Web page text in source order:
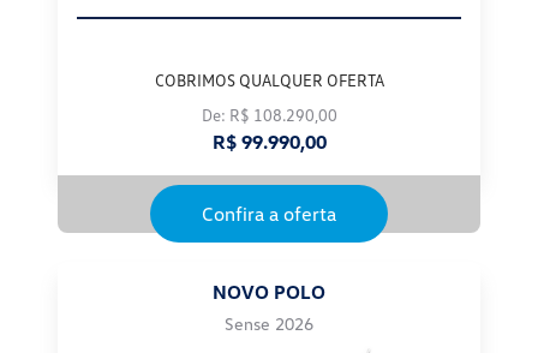
COBRIMOS QUALQUER OFERTA
De: R$ 108.290,00
R$ 99.990,00
Confira a oferta
NOVO POLO
Sense 2026